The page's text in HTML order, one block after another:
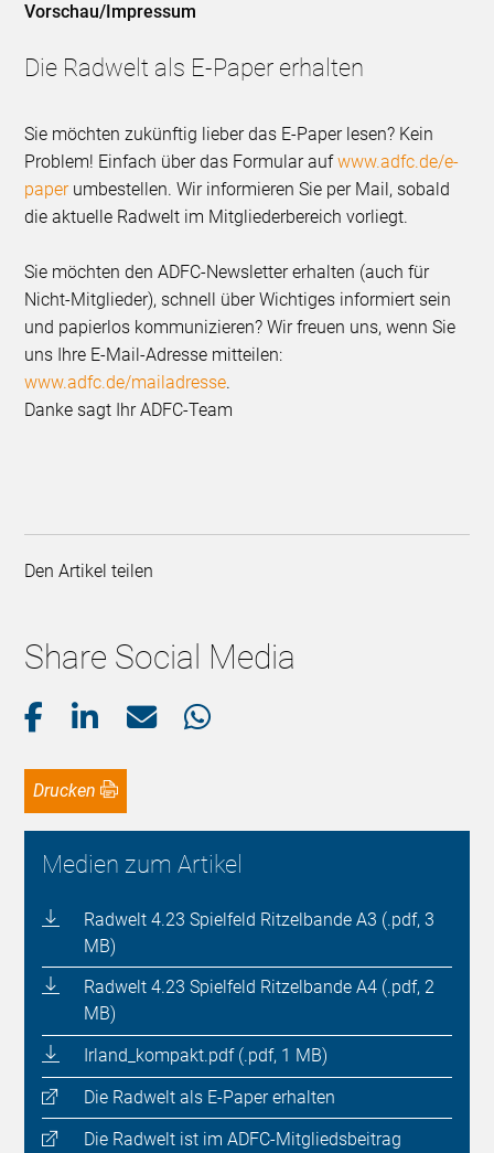
Vorschau/Impressum
Die Radwelt als E-Paper erhalten
Sie möchten zukünftig lieber das E-Paper lesen? Kein
Problem! Einfach über das Formular aufwww.adfc.de/e-
paperumbestellen. Wir informieren Sie per Mail, sobald
die aktuelle Radwelt im Mitgliederbereich vorliegt.
Sie möchten den ADFC-Newsletter erhalten (auch für
Nicht-Mitglieder), schnell über Wichtiges informiert sein
und papierlos kommunizieren? Wir freuen uns, wenn Sie
uns Ihre E-Mail-Adresse mitteilen:
www.adfc.de/mailadresse.
Danke sagt Ihr ADFC-Team
Den Artikel teilen
Share Social Media
Drucken
Medien zum Artikel
Radwelt 4.23 Spielfeld Ritzelbande A3 (.pdf, 3
MB)
Radwelt 4.23 Spielfeld Ritzelbande A4 (.pdf, 2
MB)
Irland_kompakt.pdf (.pdf, 1 MB)
Die Radwelt als E-Paper erhalten
Die Radwelt ist im ADFC-Mitgliedsbeitrag